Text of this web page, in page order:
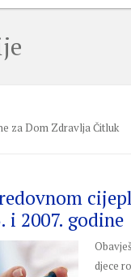
za Dom Zdravlja Čitluk
i 2007. godine
djece